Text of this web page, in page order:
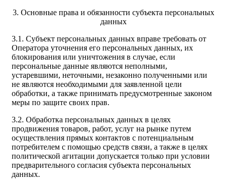
3. Основные права и обязанности субъекта персональных
данных
3.1. Субъект персональных данных вправе требовать от
Оператора уточнения его персональных данных, их
блокирования или уничтожения в случае, если
персональные данные являются неполными,
устаревшими, неточными, незаконно полученными или
не являются необходимыми для заявленной цели
обработки, а также принимать предусмотренные законом
меры по защите своих прав.
3.2. Обработка персональных данных в целях
продвижения товаров, работ, услуг на рынке путем
осуществления прямых контактов с потенциальным
потребителем с помощью средств связи, а также в целях
политической агитации допускается только при условии
предварительного согласия субъекта персональных
данных.